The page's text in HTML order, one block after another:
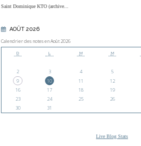
Saint Dominique KTO (archive...
AOÛT 2026
Calendrier des notes en Août 2026
D L M M
2
3 4 5
9
10 11 12
16
17 18 19
23
24 25 26
30
31
Live Blog Stats